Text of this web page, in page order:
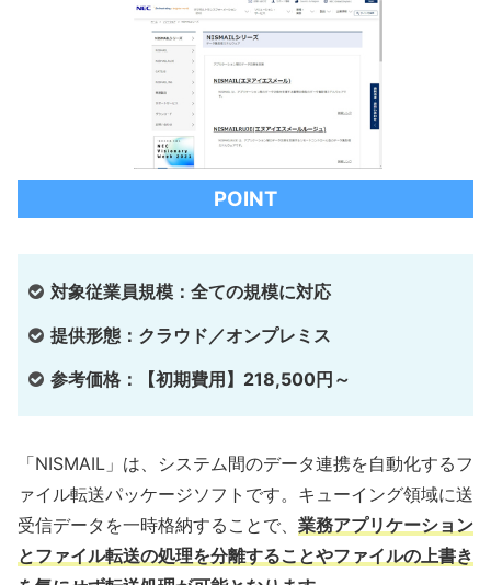
POINT
対象従業員規模：全ての規模に対応
提供形態：クラウド／オンプレミス
参考価格：【初期費用】218,500円～
「NISMAIL」は、システム間のデータ連携を自動化するフ
ァイル転送パッケージソフトです。キューイング領域に送
受信データを一時格納することで、 業務アプリケーション
とファイル転送の処理を分離することやファイルの上書き